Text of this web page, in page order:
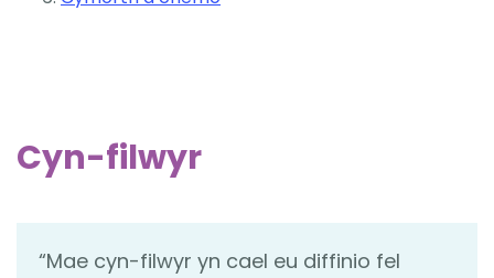
Cyn-filwyr
“Mae cyn-filwyr yn cael eu diffinio fel